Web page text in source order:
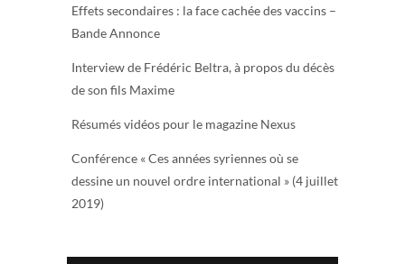
Effets secondaires : la face cachée des vaccins –
Bande Annonce
Interview de Frédéric Beltra, à propos du décès
de son fils Maxime
Résumés vidéos pour le magazine Nexus
Conférence « Ces années syriennes où se
dessine un nouvel ordre international » (4 juillet
2019)